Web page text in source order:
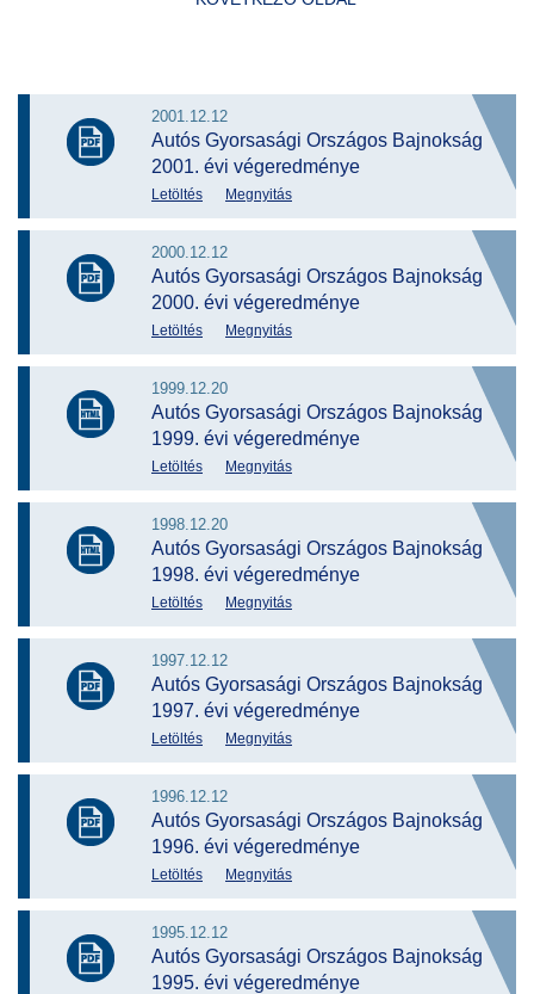
2001.12.12
Autós Gyorsasági Országos Bajnokság
2001. évi végeredménye
Letöltés Megnyitás
2000.12.12
Autós Gyorsasági Országos Bajnokság
2000. évi végeredménye
Letöltés Megnyitás
1999.12.20
Autós Gyorsasági Országos Bajnokság
1999. évi végeredménye
Letöltés Megnyitás
1998.12.20
Autós Gyorsasági Országos Bajnokság
1998. évi végeredménye
Letöltés Megnyitás
1997.12.12
Autós Gyorsasági Országos Bajnokság
1997. évi végeredménye
Letöltés Megnyitás
1996.12.12
Autós Gyorsasági Országos Bajnokság
1996. évi végeredménye
Letöltés Megnyitás
1995.12.12
Autós Gyorsasági Országos Bajnokság
1995. évi végeredménye